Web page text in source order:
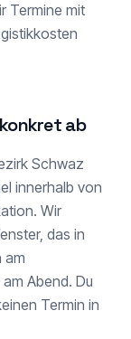
Termine mit
ab
Schwaz
innerhalb von
Wir
das in
am
Abend. Du
Termin in